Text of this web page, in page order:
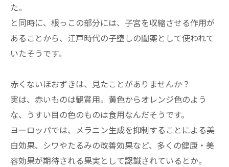
た。
と同時に、根っこの部分には、子宮を収縮させる作用が
あることから、江戸時代の子堕しの闇薬として使われて
いたそうです。
赤くないほおずきは、見たことがありませんか？
実は、赤いものは観賞用。黄色からオレンジ色のよう
な、うすい目の色のものは食用なんだそうです。
ヨーロッパでは、メラニン生成を抑制することによる美
白効果、シワやたるみの改善効果など、多くの健康・美
容効果が期待される果実として認識されているとか。